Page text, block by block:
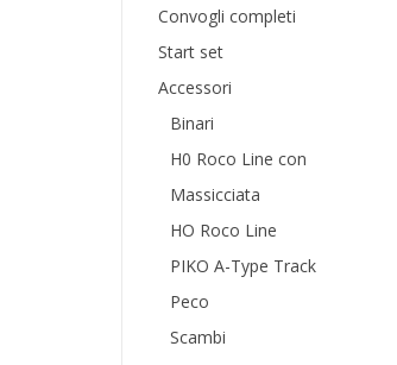
Convogli completi
Start set
Accessori
Binari
H0 Roco Line con
Massicciata
HO Roco Line
PIKO A-Type Track
Peco
Scambi